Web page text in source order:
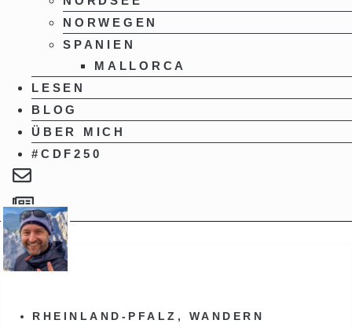
NORWEGEN
SPANIEN
MALLORCA
LESEN
BLOG
ÜBER MICH
#CDF250
RHEINLAND-PFALZ , WANDERN